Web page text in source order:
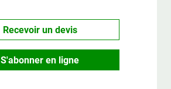
Recevoir un devis
S'abonner en ligne